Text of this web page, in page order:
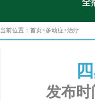
当前位置： 首页>多动症>治疗
发布时